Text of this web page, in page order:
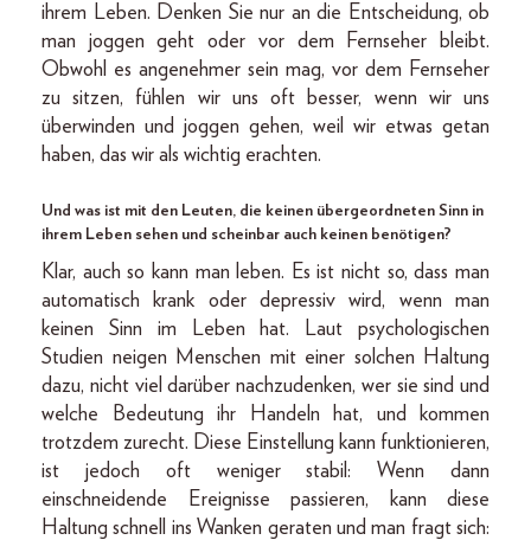
ihrem Leben. Denken Sie nur an die Entscheidung, ob
man joggen geht oder vor dem Fernseher bleibt.
Obwohl es angenehmer sein mag, vor dem Fernseher
zu sitzen, fühlen wir uns oft besser, wenn wir uns
überwinden und joggen gehen, weil wir etwas getan
haben, das wir als wichtig erachten.
Und was ist mit den Leuten, die keinen übergeordneten Sinn in
ihrem Leben sehen und scheinbar auch keinen benötigen?
Klar, auch so kann man leben. Es ist nicht so, dass man
automatisch krank oder depressiv wird, wenn man
keinen Sinn im Leben hat. Laut psychologischen
Studien neigen Menschen mit einer solchen Haltung
dazu, nicht viel darüber nachzudenken, wer sie sind und
welche Bedeutung ihr Handeln hat, und kommen
trotzdem zurecht. Diese Einstellung kann funktionieren,
ist jedoch oft weniger stabil: Wenn dann
einschneidende Ereignisse passieren, kann diese
Haltung schnell ins Wanken geraten und man fragt sich: